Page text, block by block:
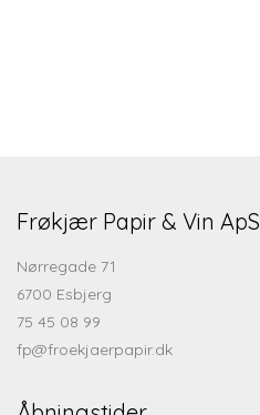
Frøkjær Papir & Vin ApS
Nørregade 71
6700 Esbjerg
75 45 08 99
fp@froekjaerpapir.dk